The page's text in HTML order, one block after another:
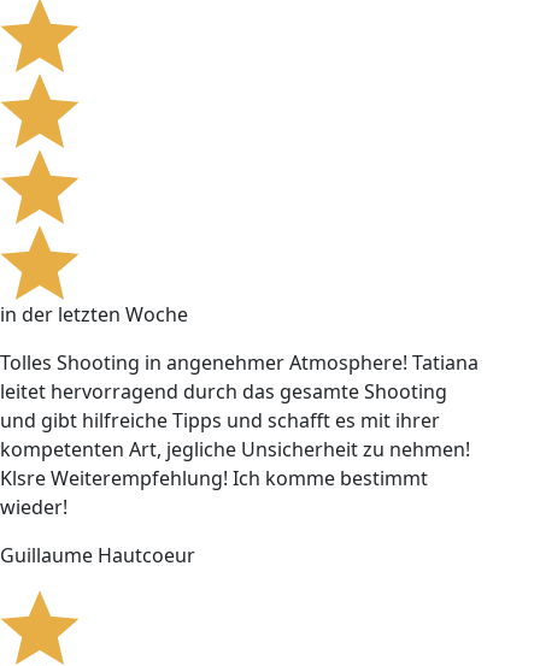
in der letzten Woche
Tolles Shooting in angenehmer Atmosphere! Tatiana
leitet hervorragend durch das gesamte Shooting
und gibt hilfreiche Tipps und schafft es mit ihrer
kompetenten Art, jegliche Unsicherheit zu nehmen!
Klsre Weiterempfehlung! Ich komme bestimmt
wieder!
Guillaume Hautcoeur